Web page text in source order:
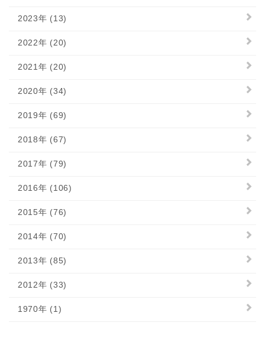
2023年 (13)
2022年 (20)
2021年 (20)
2020年 (34)
2019年 (69)
2018年 (67)
2017年 (79)
2016年 (106)
2015年 (76)
2014年 (70)
2013年 (85)
2012年 (33)
1970年 (1)